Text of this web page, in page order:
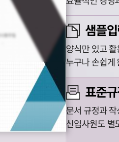
샘플
양식만 있고
누구나 손쉽게
표준
문서 규정과
신입사원도 별